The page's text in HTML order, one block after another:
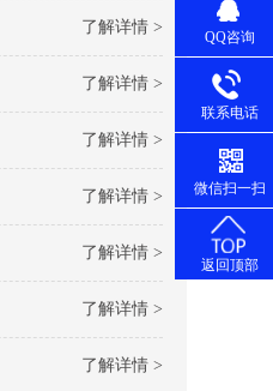
了解详情 >
了解详情 >
了解详情 >
了解详情 >
了解详情 >
了解详情 >
了解详情 >
QQ咨询
联系电话
微信扫一扫
返回顶部